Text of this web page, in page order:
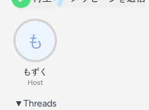
もずく
Host
▼Threads